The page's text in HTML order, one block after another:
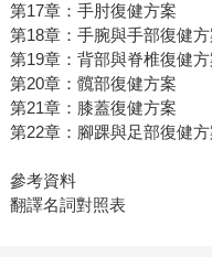
第17章：手肘復健方案
第18章：手腕與手部復健方
第19章：背部與脊椎復健方
第20章：髖部復健方案
第21章：膝蓋復健方案
第22章：腳踝與足部復健方
參考資料
翻譯名詞對照表